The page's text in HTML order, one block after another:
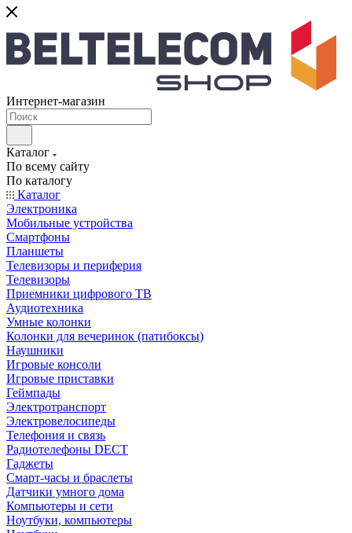
Интернет-магазин
Каталог
По всему сайту
По каталогу
Каталог
Электроника
Мобильные устройства
Смартфоны
Планшеты
Телевизоры и периферия
Телевизоры
Приемники цифрового ТВ
Аудиотехника
Умные колонки
Колонки для вечеринок (патибоксы)
Наушники
Игровые консоли
Игровые приставки
Геймпады
Электротранспорт
Электровелосипеды
Телефония и связь
Радиотелефоны DECT
Гаджеты
Смарт-часы и браслеты
Датчики умного дома
Компьютеры и сети
Ноутбуки, компьютеры